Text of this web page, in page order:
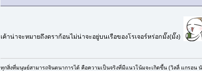
เค้าน่าจะหมายถึงดราก้อนไม่น่าจะอยู่บนเรือของโรเจอร์หร่อกมั๊ง(มั๊ง)
ทุกสิ่งที่มนุษย์สามารถจินตนาการได้ คือความเป็นจริงที่มีแนวโน้มจะเกิดขึ้น (วิลลี่ แกรอน